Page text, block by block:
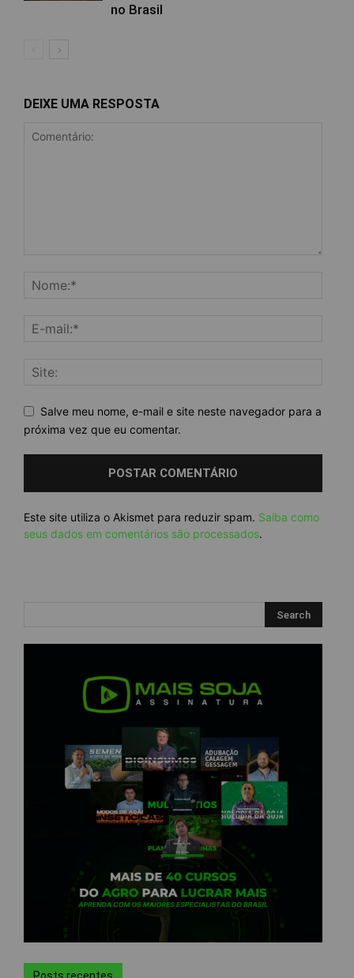
no Brasil
DEIXE UMA RESPOSTA
Salve meu nome, e-mail e site neste navegador para a
próxima vez que eu comentar.
Este site utiliza o Akismet para reduzir spam. Saiba como
seus dados em comentários são processados.